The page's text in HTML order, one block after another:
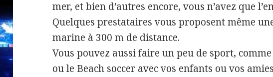
mer, et bien d’autres encore, vous n’avez que
Quelques prestataires vous proposent même
marine à 300 m de distance.
Vous pouvez aussi faire un peu de sport,
ou le Beach soccer avec vos enfants ou vos